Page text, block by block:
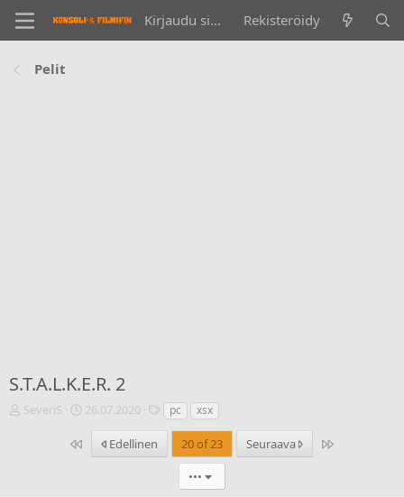
Kirjaudu sisään Rekisteröidy
Pelit
S.T.A.L.K.E.R. 2
V
SeveriS
A
26.07.2020
T
n
pc xsx
Ensimmäinen
Edellinen 20 of 23 Seuraava Last
•••